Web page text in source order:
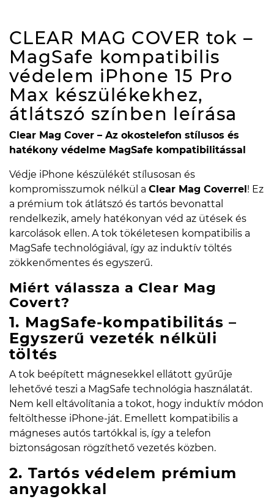
CLEAR MAG COVER tok –
MagSafe kompatibilis
védelem iPhone 15 Pro
Max készülékekhez,
átlátszó színben leírása
Clear Mag Cover – Az okostelefon stílusos és
hatékony védelme MagSafe kompatibilitással
Védje iPhone készülékét stílusosan és
kompromisszumok nélkül a Clear Mag Coverrel ! Ez
a prémium tok átlátszó és tartós bevonattal
rendelkezik, amely hatékonyan véd az ütések és
karcolások ellen. A tok tökéletesen kompatibilis a
MagSafe technológiával, így az induktív töltés
zökkenőmentes és egyszerű.
Miért válassza a Clear Mag
Covert?
1. MagSafe-kompatibilitás –
Egyszerű vezeték nélküli
töltés
A tok beépített mágnesekkel ellátott gyűrűje
lehetővé teszi a MagSafe technológia használatát.
Nem kell eltávolítania a tokot, hogy induktív módon
feltölthesse iPhone-ját. Emellett kompatibilis a
mágneses autós tartókkal is, így a telefon
biztonságosan rögzíthető vezetés közben.
2. Tartós védelem prémium
anyagokkal